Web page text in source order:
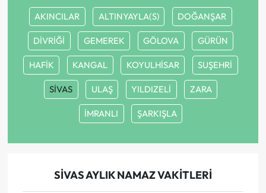
AKINCILAR ALTINYAYLA(S) DOĞANŞAR
DİVRİĞİ GEMEREK GÖLOVA GÜRÜN
HAFİK KANGAL KOYULHİSAR SUŞEHRİ
SİVAS ULAŞ YILDIZELİ ZARA
İMRANLI ŞARKIŞLA
SİVAS AYLIK NAMAZ VAKITLERI